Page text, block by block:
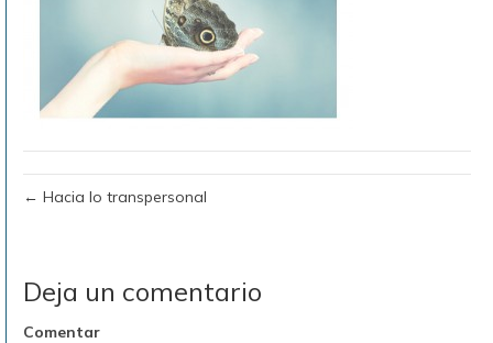
← Hacia lo transpersonal
Deja un comentario
Comentar